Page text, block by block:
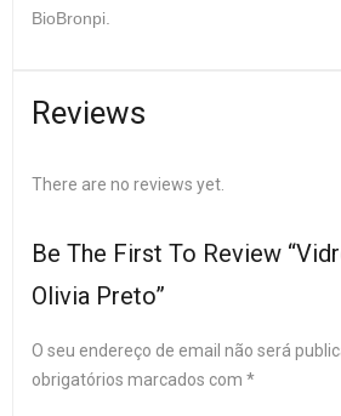
BioBronpi.
Reviews
There are no reviews yet.
Be The First To Review
Olivia Preto”
O seu endereço de email não será
obrigatórios marcados com *